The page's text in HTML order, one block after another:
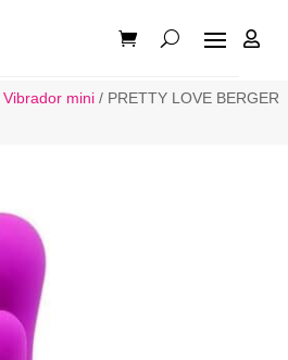

Vibrador mini/ PRETTY LOVE BERGER